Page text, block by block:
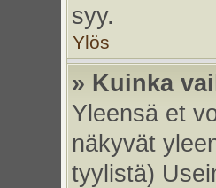
syy.
Ylös
» Kuinka
Yleensä et
näkyvät
tyylistä)